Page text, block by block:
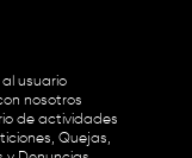
usuario
nosotros
de actividades
Quejas,